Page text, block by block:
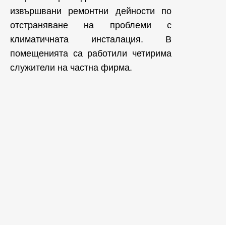
извършвани ремонтни дейности по
отстраняване на проблеми с
климатичната инсталация. В
помещенията са работили четирима
служители на частна фирма.